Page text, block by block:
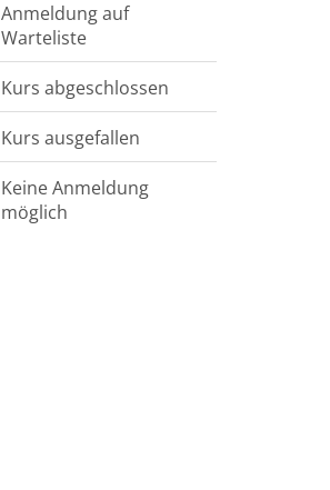
Anmeldung auf
Warteliste
Kurs abgeschlossen
Kurs ausgefallen
Keine Anmeldung
möglich